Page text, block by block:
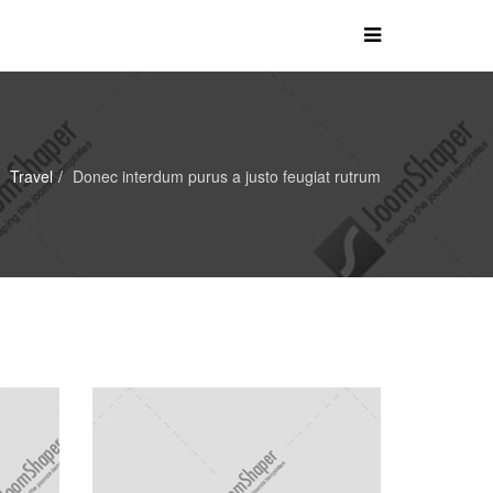
Travel Donec interdum purus a justo feugiat rutrum